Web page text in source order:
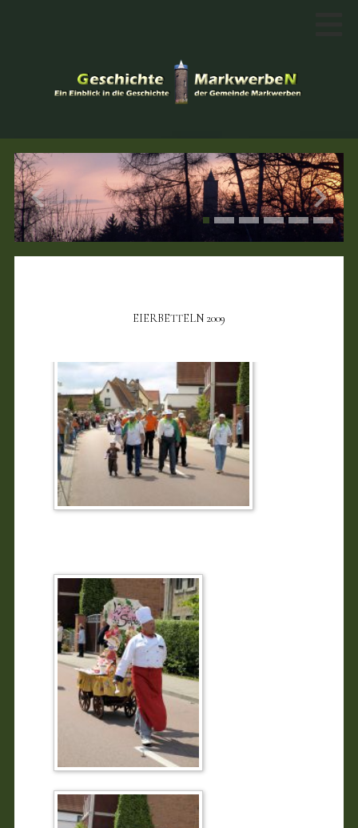
EIERBETTELN 2009